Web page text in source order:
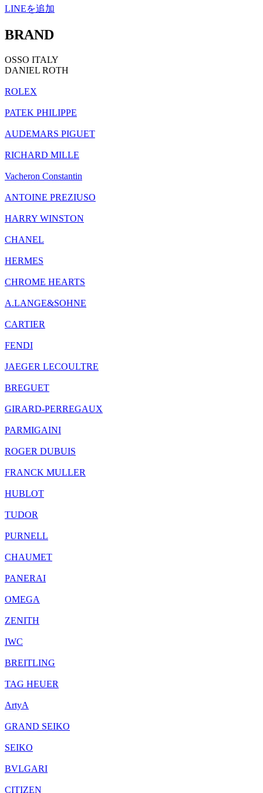
LINEを追加
BRAND
OSSO ITALY
DANIEL ROTH
ROLEX
PATEK PHILIPPE
AUDEMARS PIGUET
RICHARD MILLE
Vacheron Constantin
ANTOINE PREZIUSO
HARRY WINSTON
CHANEL
HERMES
CHROME HEARTS
A.LANGE&SOHNE
CARTIER
FENDI
JAEGER LECOULTRE
BREGUET
GIRARD-PERREGAUX
PARMIGAINI
ROGER DUBUIS
FRANCK MULLER
HUBLOT
TUDOR
PURNELL
CHAUMET
PANERAI
OMEGA
ZENITH
IWC
BREITLING
TAG HEUER
ArtyA
GRAND SEIKO
SEIKO
BVLGARI
CITIZEN